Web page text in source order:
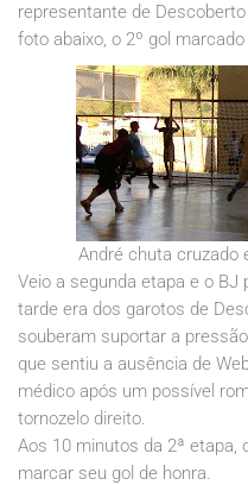
representante de
foto abaixo, o 2º gol
André chuta cruzado
Veio a segunda etapa e o BJ
tarde era dos garotos de
souberam suportar a
que sentiu a ausência de
médico após um possível
tornozelo direito.
Aos 10 minutos da 2ª etapa,
marcar seu gol de honra.